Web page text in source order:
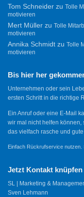
Tom Schneiderzu Tolle
motivieren
Mert Müllerzu Tolle
motivieren
Annika Schmidtzu Tolle
motivieren
Bis hier her
Unternehmen oder sein
ersten Schritt in die richtige
Ein Anruf oder eine E-Mail
wir mal nicht helfen können,
das vielfach rasche und
Einfach Rückrufservice nutzen.
Jetzt Kontakt knüpfen
SL | Marketing &
Sven Lehmann